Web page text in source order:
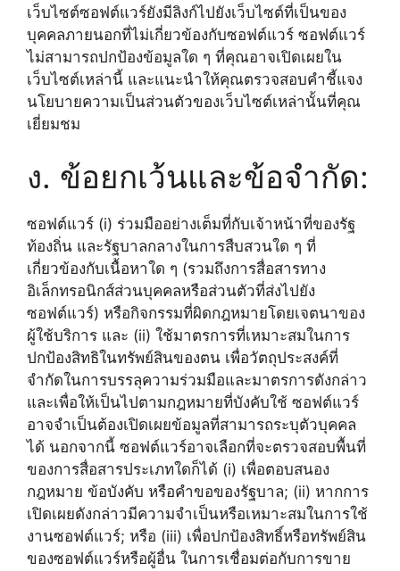
เว็บไซต์ซอฟต์แวร์ยังมีลิงก์ไปยังเว็บไซต์ที่เป็นของ
บุคคลภายนอกที่ไม่เกี่ยวข้องกับซอฟต์แวร์ ซอฟต์แวร์
ไม่สามารถปกป้องข้อมูลใด ๆ ที่คุณอาจเปิดเผยใน
เว็บไซต์เหล่านี้ และแนะนำให้คุณตรวจสอบคำชี้แจง
นโยบายความเป็นส่วนตัวของเว็บไซต์เหล่านั้นที่คุณ
เยี่ยมชม
ง. ข้อยกเว้นและข้อจำกัด:
ซอฟต์แวร์ (i) ร่วมมืออย่างเต็มที่กับเจ้าหน้าที่ของรัฐ
ท้องถิ่น และรัฐบาลกลางในการสืบสวนใด ๆ ที่
เกี่ยวข้องกับเนื้อหาใด ๆ (รวมถึงการสื่อสารทาง
อิเล็กทรอนิกส์ส่วนบุคคลหรือส่วนตัวที่ส่งไปยัง
ซอฟต์แวร์) หรือกิจกรรมที่ผิดกฎหมายโดยเจตนาของ
ผู้ใช้บริการ และ (ii) ใช้มาตรการที่เหมาะสมในการ
ปกป้องสิทธิในทรัพย์สินของตน เพื่อวัตถุประสงค์ที่
จำกัดในการบรรลุความร่วมมือและมาตรการดังกล่าว
และเพื่อให้เป็นไปตามกฎหมายที่บังคับใช้ ซอฟต์แวร์
อาจจำเป็นต้องเปิดเผยข้อมูลที่สามารถระบุตัวบุคคล
ได้ นอกจากนี้ ซอฟต์แวร์อาจเลือกที่จะตรวจสอบพื้นที่
ของการสื่อสารประเภทใดก็ได้ (i) เพื่อตอบสนอง
กฎหมาย ข้อบังคับ หรือคำขอของรัฐบาล; (ii) หากการ
เปิดเผยดังกล่าวมีความจำเป็นหรือเหมาะสมในการใช้
งานซอฟต์แวร์; หรือ (iii) เพื่อปกป้องสิทธิ์หรือทรัพย์สิน
ของซอฟต์แวร์หรือผู้อื่น ในการเชื่อมต่อกับการขาย